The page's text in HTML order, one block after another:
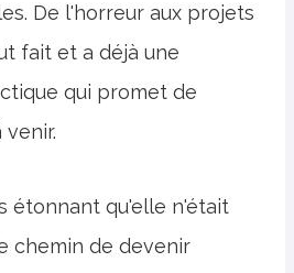
De l'horreur aux projets
fait et a déjà une
qui promet de
étonnant qu'elle n'était
chemin de devenir